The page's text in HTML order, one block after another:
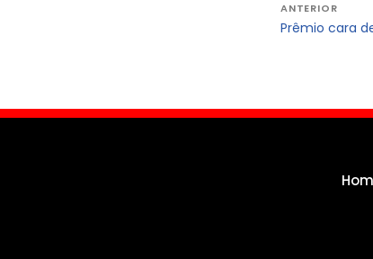
de
ANTERIOR
Prêmio cara